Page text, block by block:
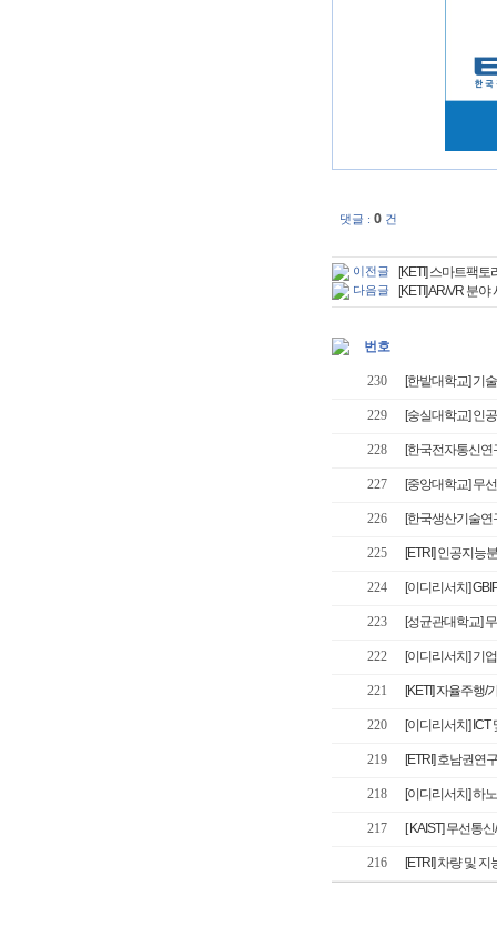
댓글 : 0 건
이전글 [KETI] 스마트팩
다음글 [KETI] AR/VR 분
번호
230 [한밭대학교] 기
229 [숭실대학교] 인
228 [한국전자통신
227 [중앙대학교] 무
226 [한국생산기술
225 [ETRI] 인공지능
224 [이디리서치]
223 [성균관대학교]
222 [이디리서치] 기
221 [KETI] 자율주행
220 [이디리서치] ICT
219 [ETRI] 호남권연
218 [이디리서치] 하
217 [ KAIST] 무선통
216 [ETRI] 차량 및